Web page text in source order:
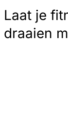
Laat je
draaien